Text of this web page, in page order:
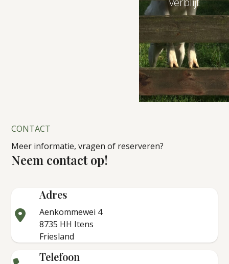
CONTACT
Meer informatie, vragen of reserveren?
Neem contact op!
Adres
Aenkommewei 4
8735 HH Itens
Friesland
Telefoon